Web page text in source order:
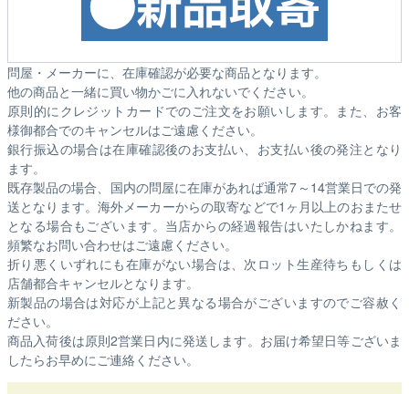
問屋・メーカーに、在庫確認が必要な商品となります。
他の商品と一緒に買い物かごに入れないでください。
原則的にクレジットカードでのご注文をお願いします。また、お客
様御都合でのキャンセルはご遠慮ください。
銀行振込の場合は在庫確認後のお支払い、お支払い後の発注となり
ます。
既存製品の場合、国内の問屋に在庫があれば通常7～14営業日での発
送となります。海外メーカーからの取寄などで1ヶ月以上のおまたせ
となる場合もございます。 当店からの経過報告はいたしかねます。
頻繁なお問い合わせはご遠慮ください。
折り悪くいずれにも在庫がない場合は、次ロット生産待ちもしくは
店舗都合キャンセルとなります。
新製品の場合は対応が上記と異なる場合がございますのでご容赦く
ださい。
商品入荷後は原則2営業日内に発送します。お届け希望日等ございま
したらお早めにご連絡ください。